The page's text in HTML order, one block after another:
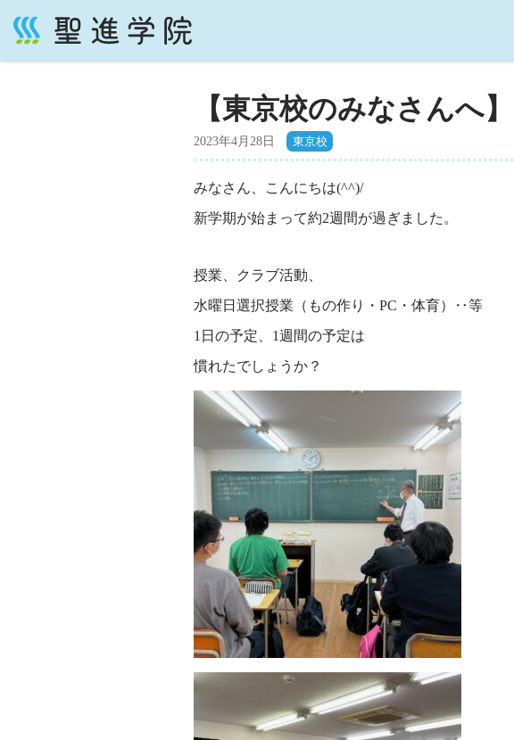
コ
【東京校のみなさんへ
2023年4月28日
みなさん、こんにちは(^^)/
新学期が始まって約2週間が過ぎました。
授業、クラブ活動、
水曜日選択授業（もの作り・PC・体育）‥等
1日の予定、1週間の予定は
慣れたでしょうか？